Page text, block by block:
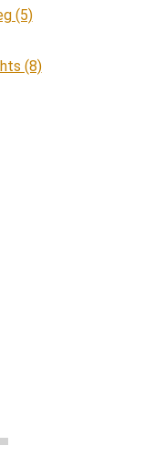
(5)
(8)